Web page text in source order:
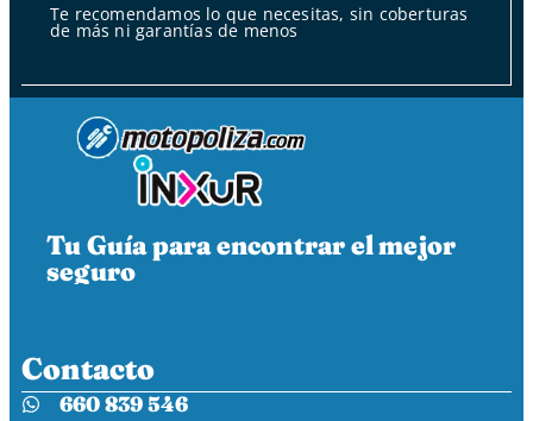
Te recomendamos lo que necesitas, sin coberturas
de más ni garantías de menos
Tu Guía para encontrar el mejor
seguro
Contacto
660 839 546